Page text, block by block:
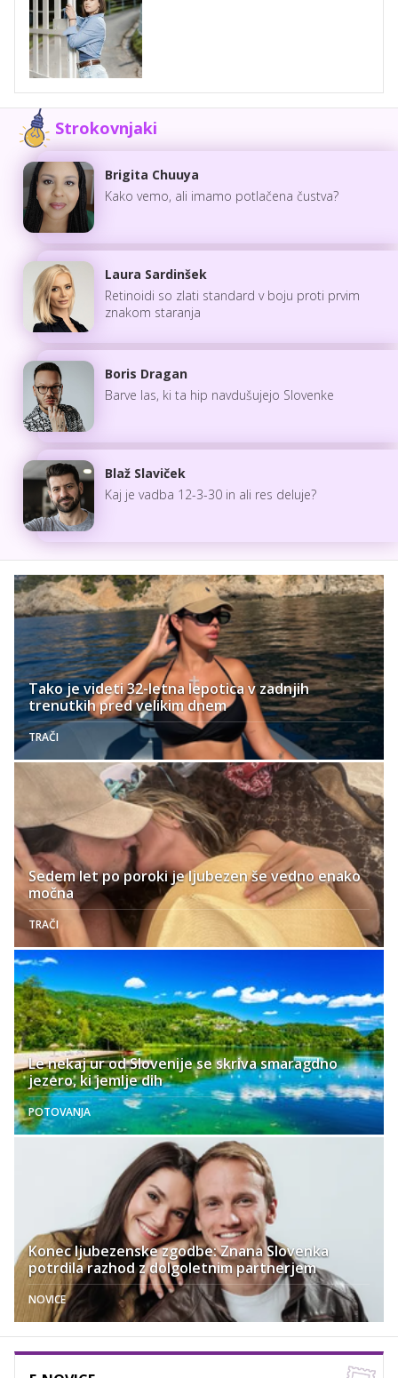
Strokovnjaki
Brigita Chuuya
Kako vemo, ali imamo potlačena čustva?
Laura Sardinšek
Retinoidi so zlati standard v boju proti prvim
znakom staranja
Boris Dragan
Barve las, ki ta hip navdušujejo Slovenke
Blaž Slaviček
Kaj je vadba 12-3-30 in ali res deluje?
Tako je videti 32-letna lepotica v zadnjih
trenutkih pred velikim dnem
TRAČI
Sedem let po poroki je ljubezen še vedno enako
močna
TRAČI
Le nekaj ur od Slovenije se skriva smaragdno
jezero, ki jemlje dih
POTOVANJA
Konec ljubezenske zgodbe: Znana Slovenka
potrdila razhod z dolgoletnim partnerjem
NOVICE